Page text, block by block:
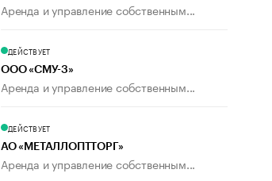
Аренда и управление собственным...
ДЕЙСТВУЕТ
ООО «СМУ-3»
Аренда и управление собственным...
ДЕЙСТВУЕТ
АО «МЕТАЛЛОПТТОРГ»
Аренда и управление собственным...